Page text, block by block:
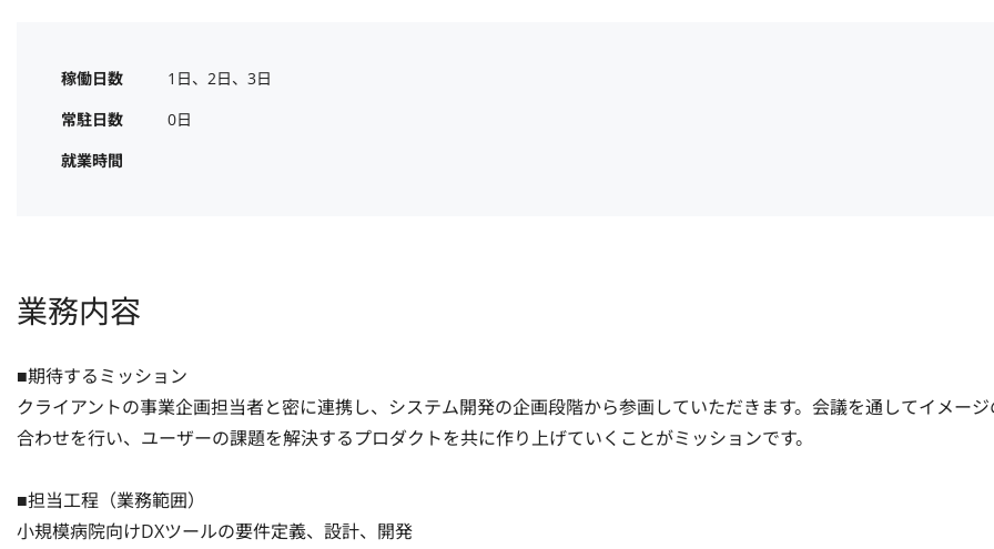
稼働日数
1日、2日、3日
常駐日数
0日
就業時間
業務内容
■期待するミッション
クライアントの事業企画担当者と密に連携し、システム開発の企画段階から参画していただきます。会議を通してイメー
合わせを行い、ユーザーの課題を解決するプロダクトを共に作り上げていくことがミッションです。
■担当工程（業務範囲）
小規模病院向けDXツールの要件定義、設計、開発